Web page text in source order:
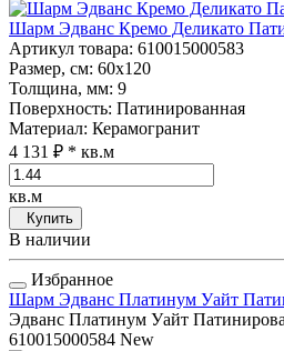
Шарм Эдванс Кремо Деликато
Артикул товара: 610015000583
Размер, см: 60x120
Толщина, мм: 9
Поверхность: Патинированная
Материал: Керамогранит
4 131 ₽ * кв.м
кв.м
Купить
В наличии
Избранное
Шарм Эдванс Платинум Уайт
Эдванс Платинум Уайт
610015000584 New